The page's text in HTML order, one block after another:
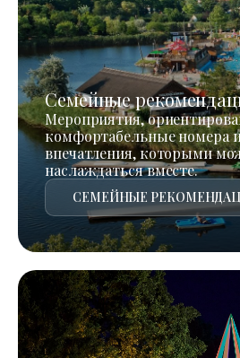
Семейные
Мероприятия,
комфортабельные номера
впечатления, которыми
наслаждаться вместе.
СЕМЕЙНЫЕ